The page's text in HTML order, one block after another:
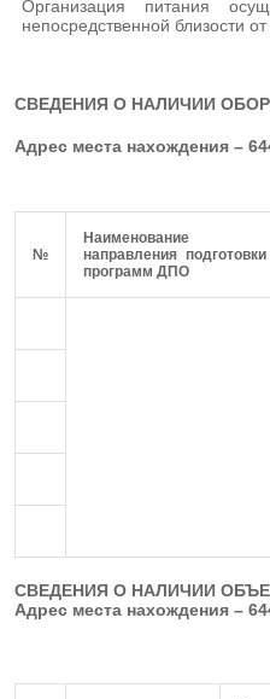
Организация питания
непосредственной близости
СВЕДЕНИЯ О НАЛИЧИИ
Адрес места нахождения –
№
Наименование
направления подготовки
программ ДПО
СВЕДЕНИЯ О НАЛИЧИИ
Адрес места нахождения –